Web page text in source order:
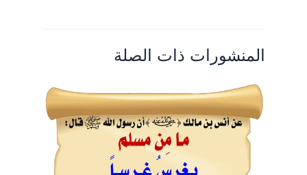
المنشورات ذات الصلة